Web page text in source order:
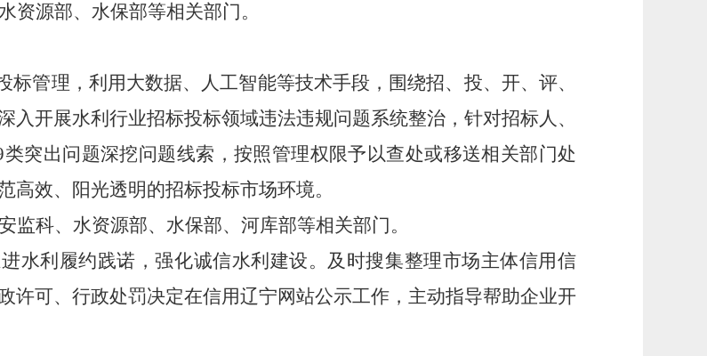
资源部、水保部等相关部门。
管理，利用大数据、人工智能等技术手段，围绕招、投、开、评、
开展水利行业招标投标领域违法违规问题系统整治，针对招标人、
突出问题深挖问题线索，按照管理权限予以查处或移送相关部门处
效、阳光透明的招标投标市场环境。
监科、水资源部、水保部、河库部等相关部门。
水利履约践诺，强化诚信水利建设。及时搜集整理市场主体信用信
许可、行政处罚决定在信用辽宁网站公示工作，主动指导帮助企业开